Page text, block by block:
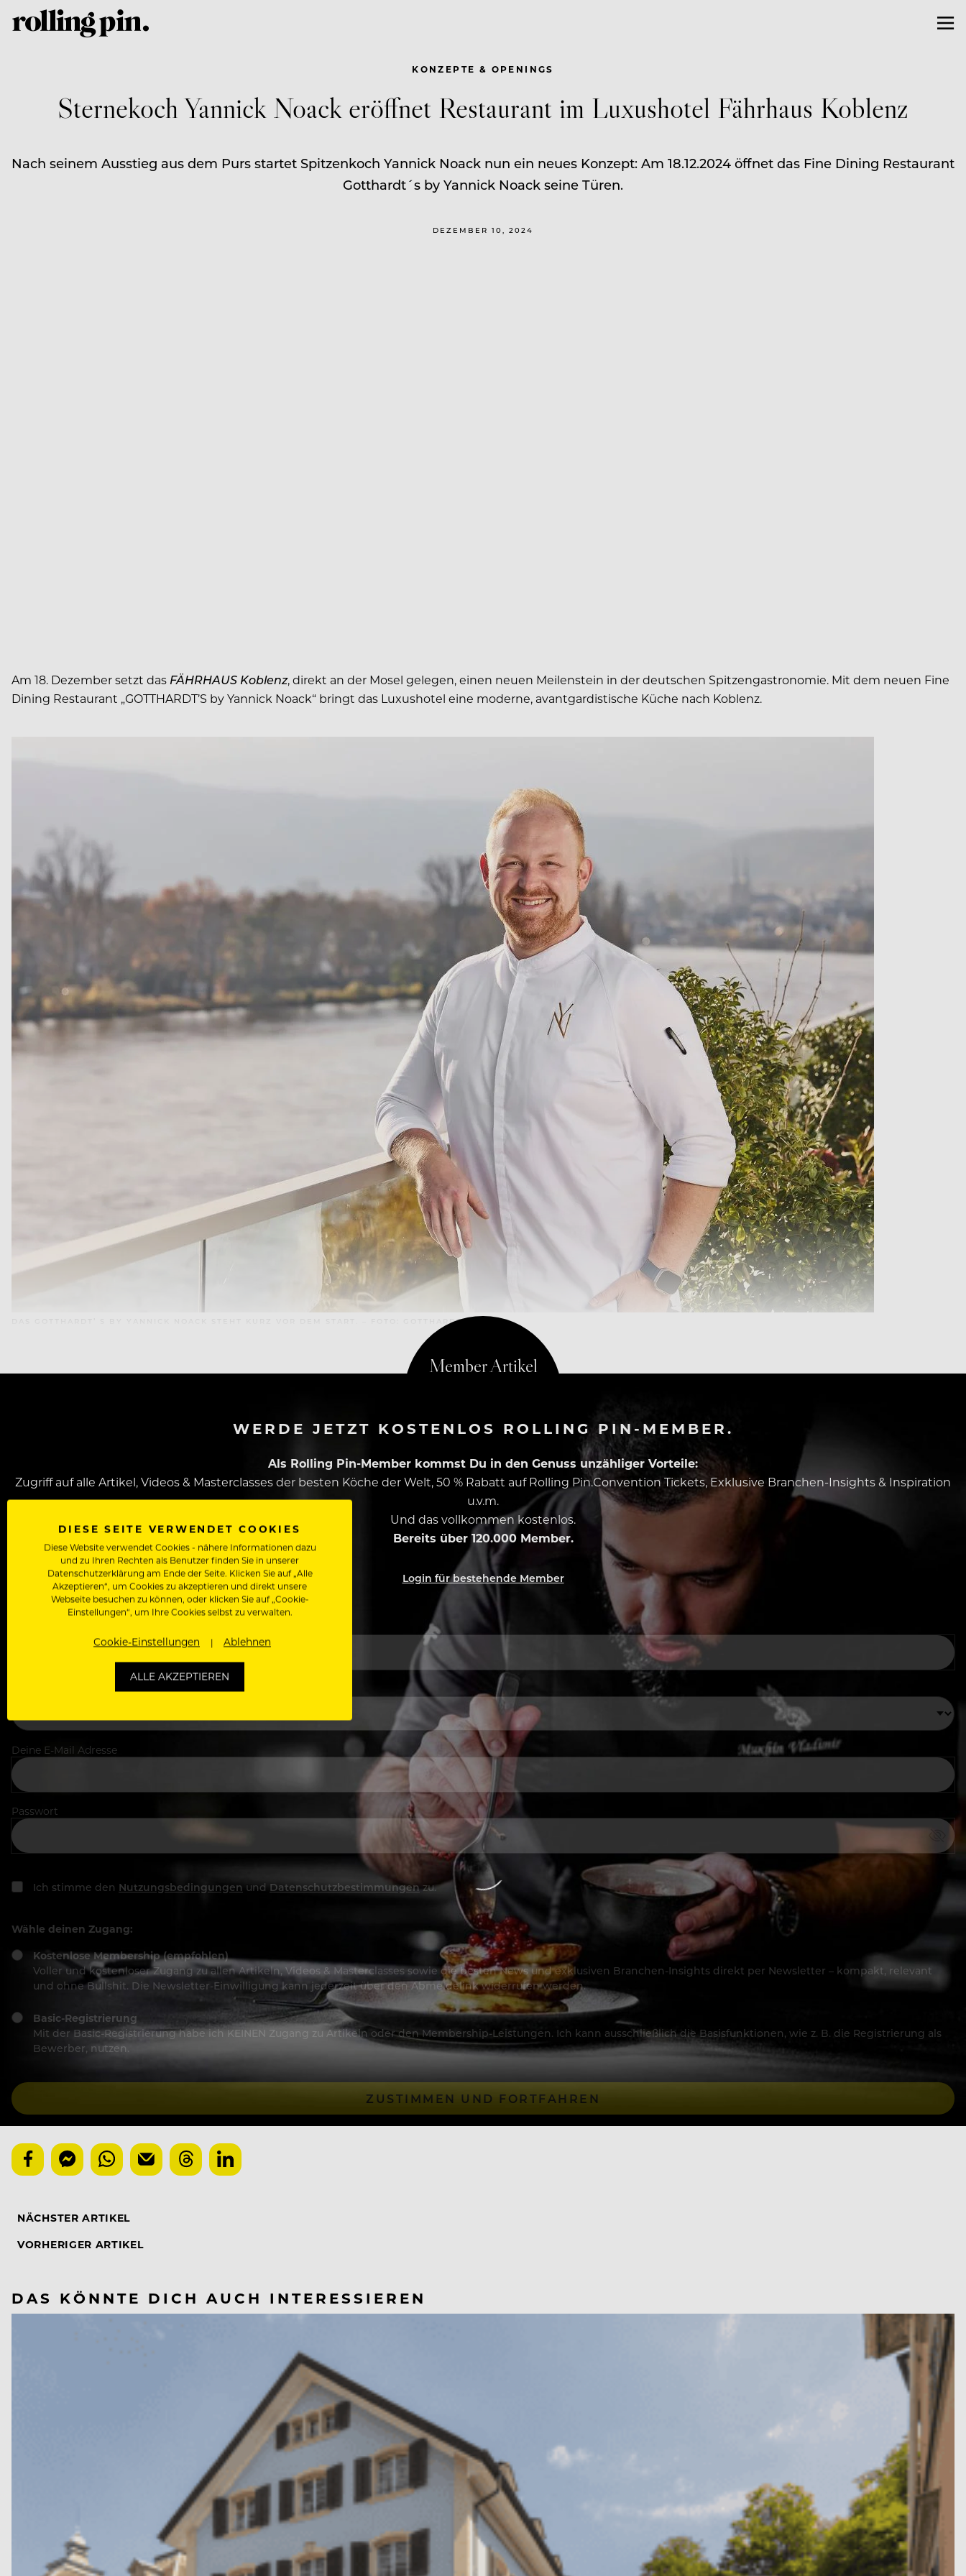
KONZEPTE & OPENINGS
Sternekoch Yannick Noack eröffnet Restaurant im Luxushotel Fährhaus Koblenz
Nach seinem Ausstieg aus dem Purs startet Spitzenkoch Yannick Noack nun ein neues Konzept: Am 18.12.2024 öffnet das Fine Dining Restaurant
Gotthardt´s by Yannick Noack seine Türen.
DEZEMBER 10, 2024
Am 18. Dezember setzt das FÄHRHAUS Koblenz, direkt an der Mosel gelegen, einen neuen Meilenstein in der deutschen Spitzengastronomie. Mit dem neuen Fine
Dining Restaurant „GOTTHARDT’S by Yannick Noack“ bringt das Luxushotel eine moderne, avantgardistische Küche nach Koblenz.
DAS GOTTHARDT’ S BY YANNICK NOACK STEHT KURZ VOR DEM START. – FOTO: GOTTHARDT’ S
WERDE JETZT KOSTENLOS ROLLING PIN-MEMBER.
Als Rolling Pin-Member kommst Du in den Genuss unzähliger Vorteile:
Zugriff auf alle Artikel, Videos & Masterclasses der besten Köche der Welt, 50 % Rabatt auf Rolling Pin.Convention Tickets, Exklusive Branchen-Insights & Inspiration
u.v.m.
Und das vollkommen kostenlos.
Bereits über 120.000 Member.
Login für bestehende Member
In welchem Bereich arbeitest du
Deine E-Mail Adresse
Passwort
Ich stimme den Nutzungsbedingungen und Datenschutzbestimmungenzu.
Wähle deinen Zugang:
Kostenlose Membership (empfohlen)
Voller und kostenloser Zugang zu allen Artikeln, Videos & Masterclasses sowie die besten News und exklusiven Branchen-Insights direkt per Newsletter – kompakt, relevant
und ohne Bullshit. Die Newsletter-Einwilligung kann jederzeit über den Abmeldelink widerrufen werden.
Basic-Registrierung
Mit der Basic-Registrierung habe ich KEINEN Zugang zu Artikeln oder den Membership-Leistungen. Ich kann ausschließlich die Basisfunktionen, wie z. B. die Registrierung als
Bewerber, nutzen.
ZUSTIMMEN UND FORTFAHREN
NÄCHSTER ARTIKEL
VORHERIGER ARTIKEL
DAS KÖNNTE DICH AUCH INTERESSIEREN
DIESE SEITE VERWENDET COOKIES
Diese Website verwendet Cookies - nähere Informationen dazu
und zu Ihren Rechten als Benutzer finden Sie in unserer
Datenschutzerklärung am Ende der Seite. Klicken Sie auf „Alle
Akzeptieren“, um Cookies zu akzeptieren und direkt unsere
Webseite besuchen zu können, oder klicken Sie auf „Cookie-
Einstellungen“, um Ihre Cookies selbst zu verwalten.
Cookie-Einstellungen Ablehnen
ALLE AKZEPTIEREN